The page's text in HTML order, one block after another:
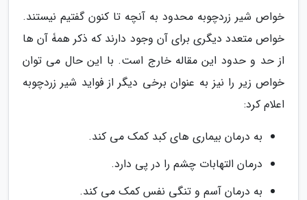
خواص شیر زردچوبه محدود به آنچه تا کنون گفتیم نیستند.
خواص متعدد دیگری برای آن وجود دارند که ذکر همۀ آن ها
از حد و حدود این مقاله خارج است. با این حال می توان
خواص زیر را نیز به عنوان برخی دیگر از فواید شیر زردچوبه
اعلام کرد:
به درمان بیماری های کبد کمک می کند.
درمان التهابات چشم را در پی دارد.
به درمان آسم و تنگی نفس کمک می کند.